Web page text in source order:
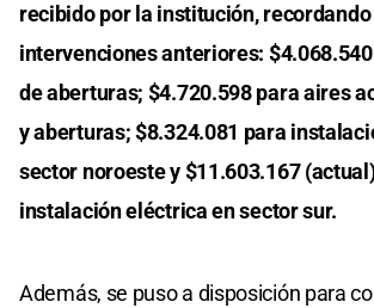
recibido por la institución,
intervenciones anteriores:
de aberturas; $4.720.598 para aires
y aberturas; $8.324.081 para
sector noroeste y $11.603.167
instalación eléctrica en sector sur.
Además, se puso a disposición para